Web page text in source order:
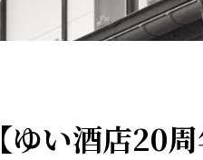
【ゆい酒店20